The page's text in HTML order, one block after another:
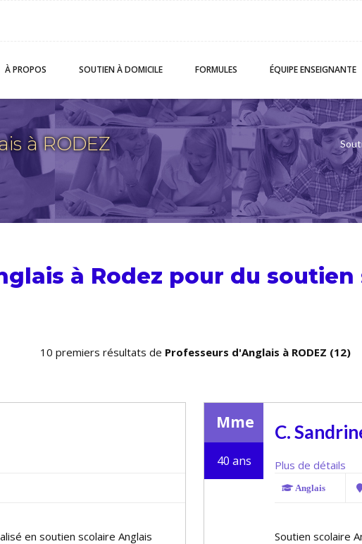
À PROPOS SOUTIENÀ DOMICILE FORMULES ÉQUIPEENSEIGNANTE
à RODEZ
à Rodez pour du soutien
10 premiers résultats de Professeurs d'Anglais à RODEZ (12)
en soutien scolaire Anglais
Mme
40 ans
C.
Plus de détails
Anglais
Soutien scolaire